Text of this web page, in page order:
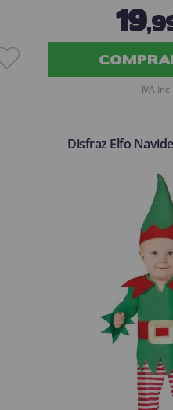
19
IVA Incl.
Disfraz Elfo